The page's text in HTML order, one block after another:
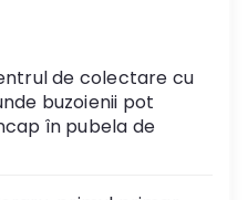
de colectare cu
buzoienii pot
în pubela de